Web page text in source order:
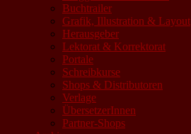
Buchtrailer
Grafik, Illustration & Layout
Herausgeber
Lektorat & Korrektorat
Portale
Schreibkurse
Shops & Distributoren
Verlage
ÜbersetzerInnen
Partner-Shops